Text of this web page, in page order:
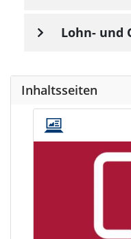
Lohn- und
Inhaltsseiten